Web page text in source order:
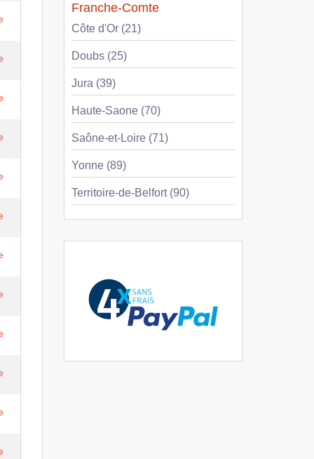
Franche-Comte
Côte d'Or (21)
Doubs (25)
Jura (39)
Haute-Saone (70)
Saône-et-Loire (71)
Yonne (89)
Territoire-de-Belfort (90)